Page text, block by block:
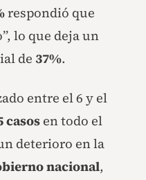
respondió que
lo que deja un
de 37%.
entre el 6 y el
casos en todo el
deterioro en la
nacional,